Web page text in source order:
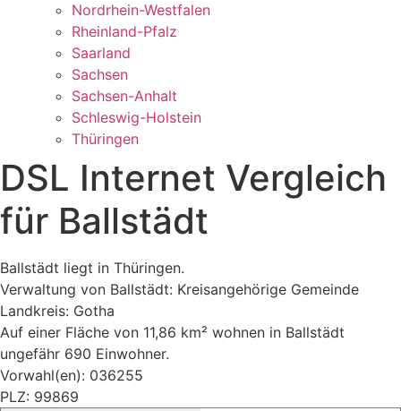
Nordrhein-Westfalen
Rheinland-Pfalz
Saarland
Sachsen
Sachsen-Anhalt
Schleswig-Holstein
Thüringen
DSL Internet Vergleich
für Ballstädt
Ballstädt liegt in Thüringen.
Verwaltung von Ballstädt: Kreisangehörige Gemeinde
Landkreis: Gotha
Auf einer Fläche von 11,86 km² wohnen in Ballstädt
ungefähr 690 Einwohner.
Vorwahl(en): 036255
PLZ: 99869